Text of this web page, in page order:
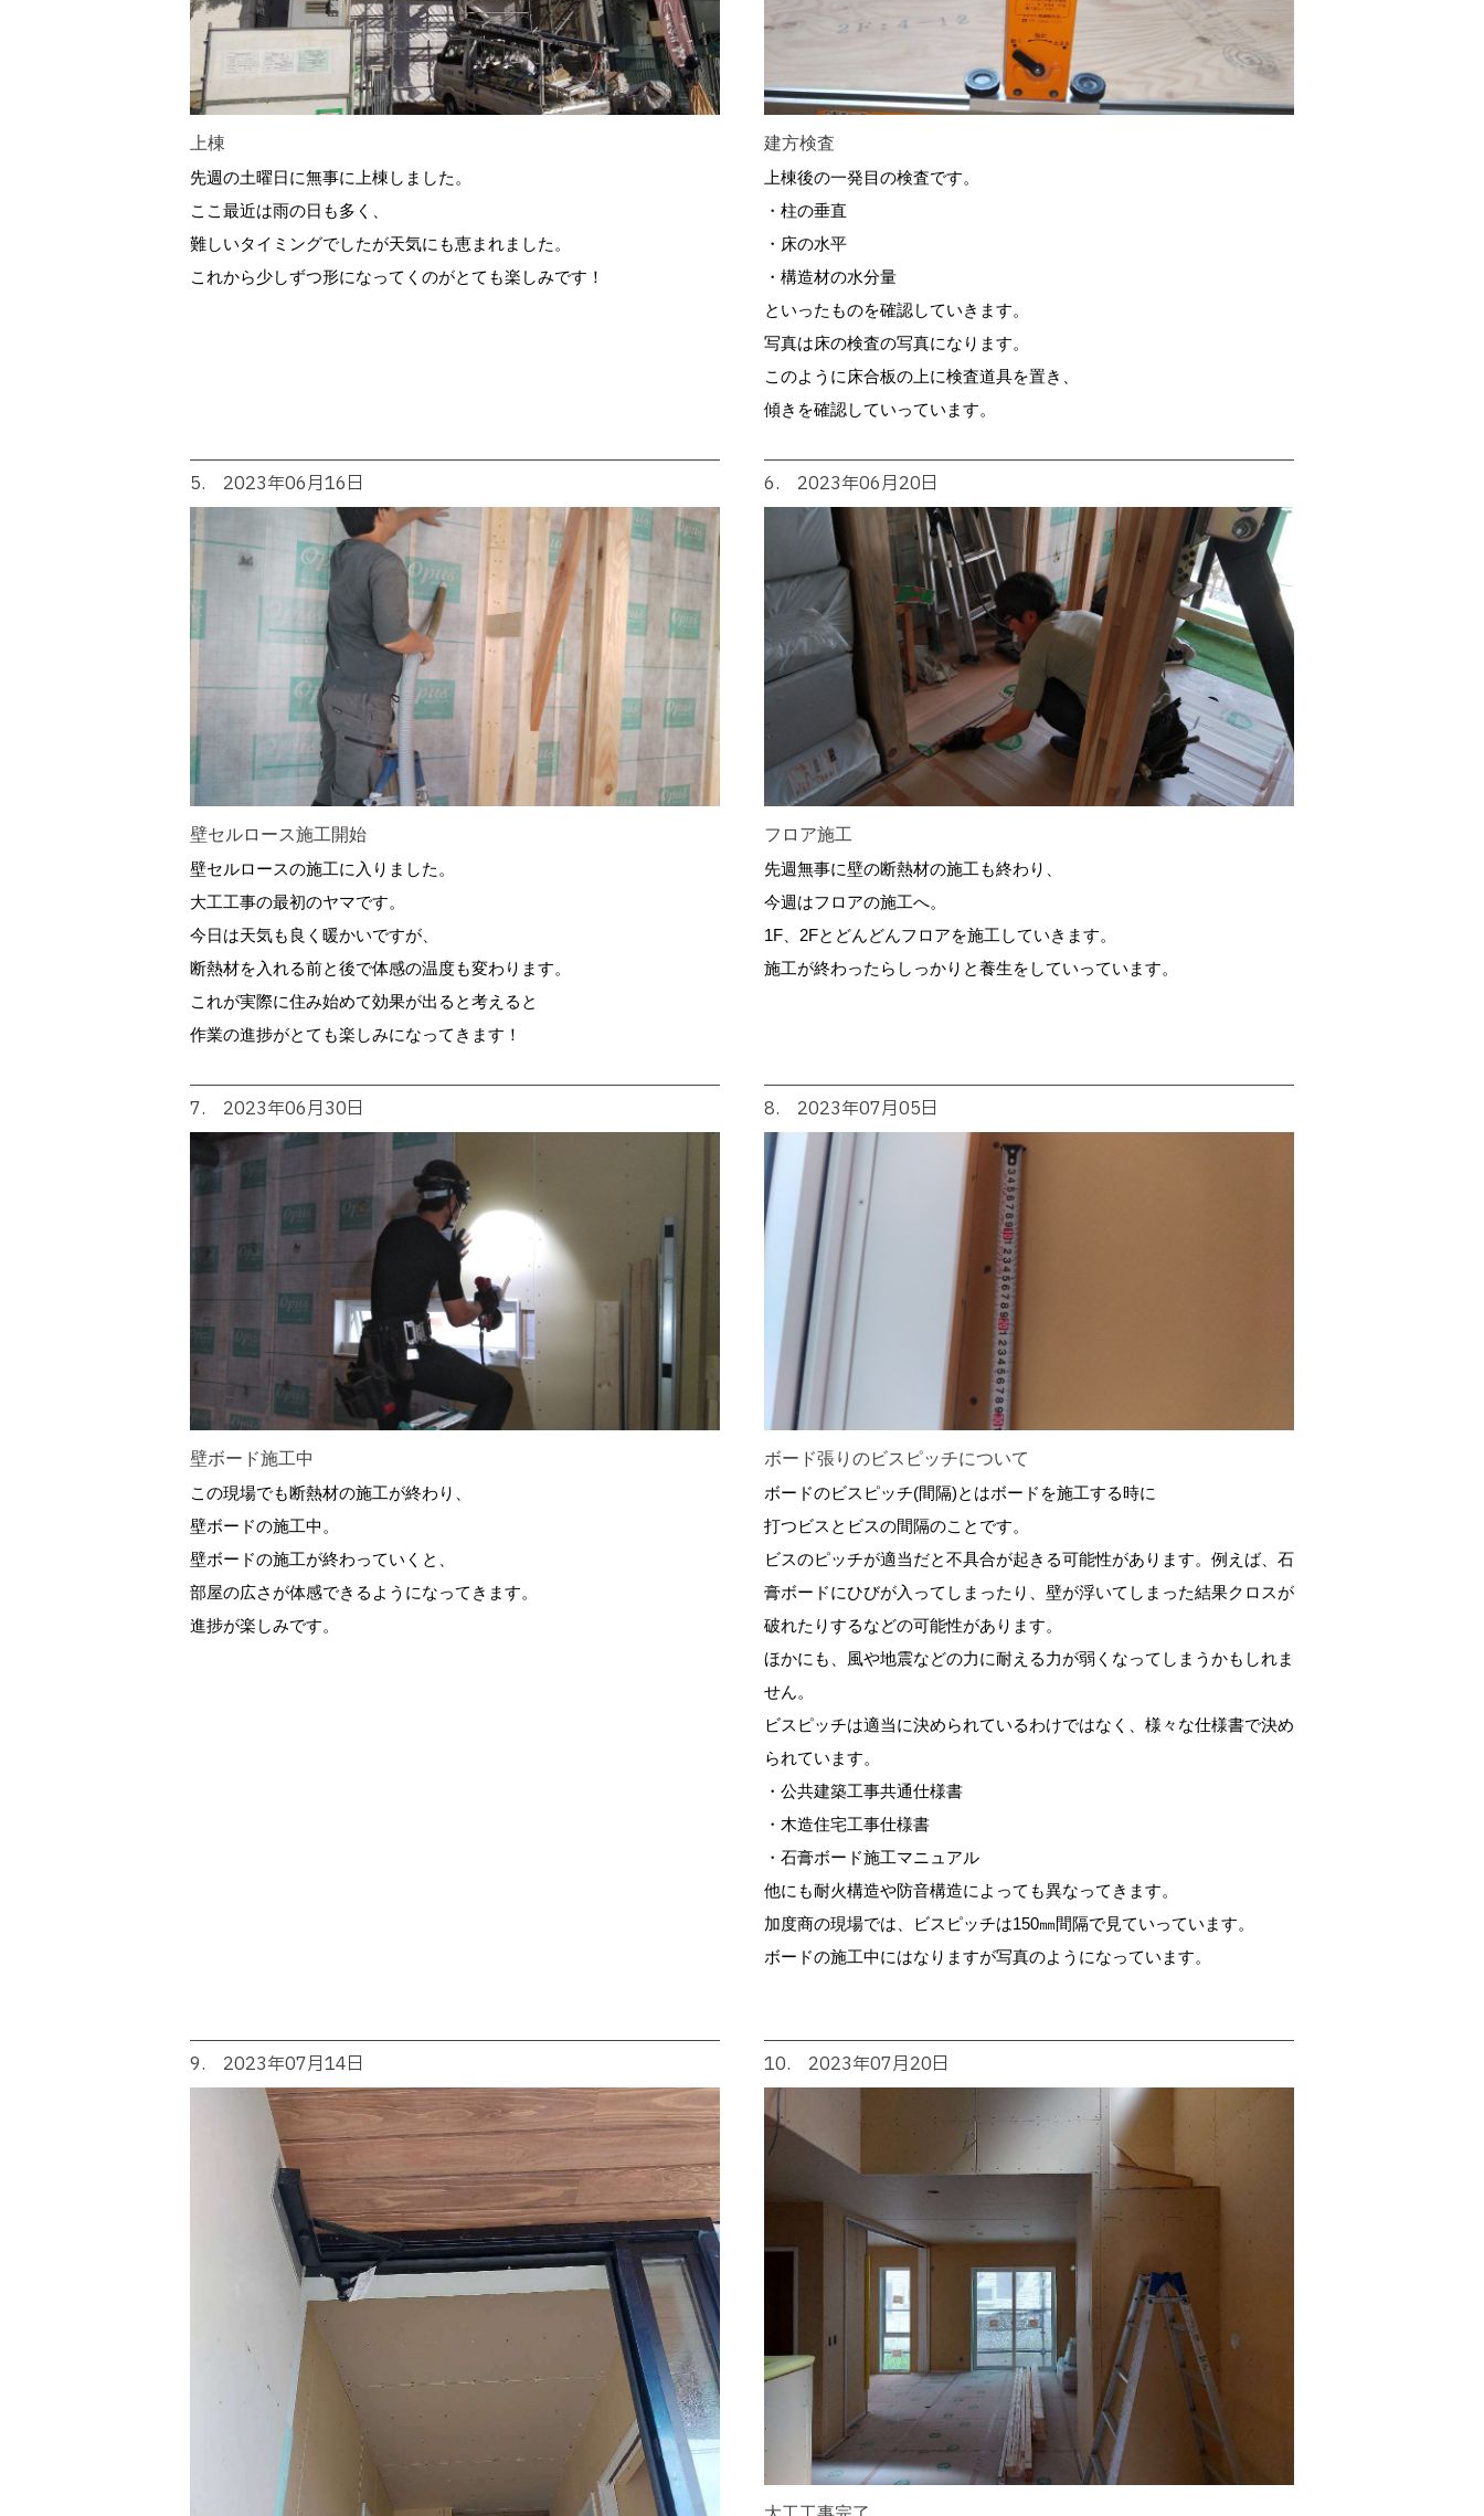
上棟
先週の土曜日に無事に上棟しました。
ここ最近は雨の日も多く、
難しいタイミングでしたが天気にも恵まれました。
これから少しずつ形になってくのがとても楽しみです！
建方検査
上棟後の一発目の検査です。
・柱の垂直
・床の水平
・構造材の水分量
といったものを確認していきます。
写真は床の検査の写真になります。
このように床合板の上に検査道具を置き、
傾きを確認していっています。
5. 2023年06月16日
壁セルロース施工開始
壁セルロースの施工に入りました。
大工工事の最初のヤマです。
今日は天気も良く暖かいですが、
断熱材を入れる前と後で体感の温度も変わります。
これが実際に住み始めて効果が出ると考えると
作業の進捗がとても楽しみになってきます！
6. 2023年06月20日
フロア施工
先週無事に壁の断熱材の施工も終わり、
今週はフロアの施工へ。
1F、2Fとどんどんフロアを施工していきます。
施工が終わったらしっかりと養生をしていっています。
7. 2023年06月30日
壁ボード施工中
この現場でも断熱材の施工が終わり、
壁ボードの施工中。
壁ボードの施工が終わっていくと、
部屋の広さが体感できるようになってきます。
進捗が楽しみです。
8. 2023年07月05日
ボード張りのビスピッチについて
ボードのビスピッチ(間隔)とはボードを施工する時に
打つビスとビスの間隔のことです。
ビスのピッチが適当だと不具合が起きる可能性があります。例えば、石
膏ボードにひびが入ってしまったり、壁が浮いてしまった結果クロスが
破れたりするなどの可能性があります。
ほかにも、風や地震などの力に耐える力が弱くなってしまうかもしれま
せん。
ビスピッチは適当に決められているわけではなく、様々な仕様書で決め
られています。
・公共建築工事共通仕様書
・木造住宅工事仕様書
・石膏ボード施工マニュアル
他にも耐火構造や防音構造によっても異なってきます。
加度商の現場では、ビスピッチは150㎜間隔で見ていっています。
ボードの施工中にはなりますが写真のようになっています。
9. 2023年07月14日 10. 2023年07月20日